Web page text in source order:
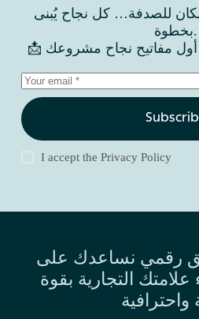
للصدفة… كل نجاح يُبنى
بخطوة.
I accept thePrivacy Policy
رقمي نساعدك على
علامتك التجارية بقوة